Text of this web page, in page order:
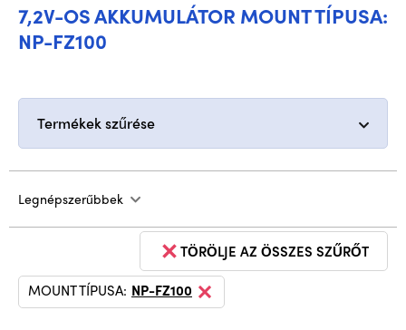
7,2V-OS AKKUMULÁTOR MOUNT TÍPUSA:
NP-FZ100
Termékek szűrése
Legnépszerűbbek
TÖRÖLJE AZ ÖSSZES SZŰRŐT
MOUNT TÍPUSA: NP-FZ100